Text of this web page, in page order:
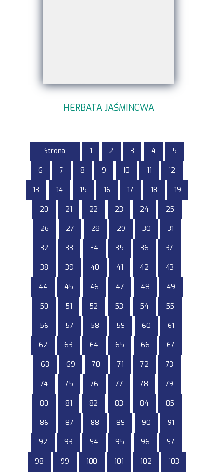
HERBATA JAŚMINOWA
Strona 1 2 3 4 5
6 7 8 9 10 11 12
13 14 15 16 17 18 19
20 21 22 23 24 25
26 27 28 29 30 31
32 33 34 35 36 37
38 39 40 41 42 43
44 45 46 47 48 49
50 51 52 53 54 55
56 57 58 59 60 61
62 63 64 65 66 67
68 69 70 71 72 73
74 75 76 77 78 79
80 81 82 83 84 85
86 87 88 89 90 91
92 93 94 95 96 97
98 99 100 101 102 103